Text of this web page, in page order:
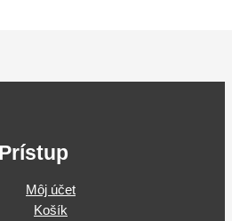
Prístup
Môj účet
Košík